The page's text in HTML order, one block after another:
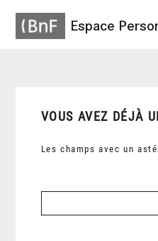
Espace
VOUS AVEZ DÉJÀ
Les champs avec un